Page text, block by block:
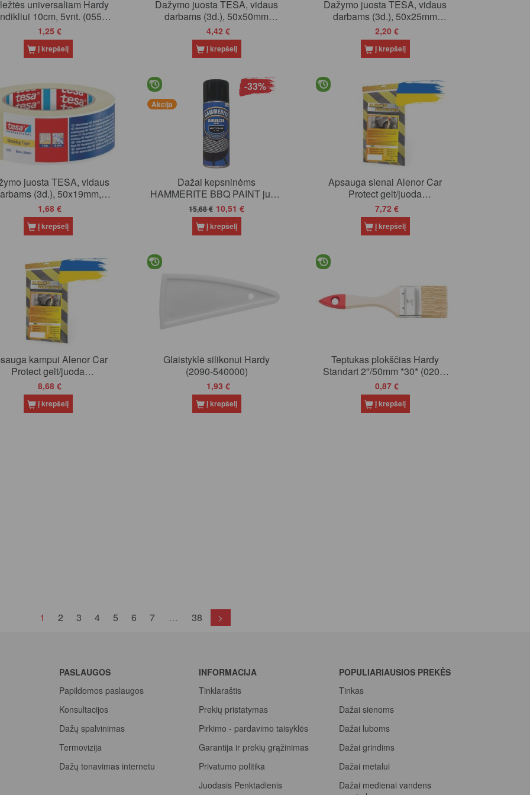
universaliam Hardy
10cm, 5vnt. (0551-
500510)
1,25 €
Į krepšelį
Dažymo juosta TESA, vidaus
darbams (3d.), 50x50mm
(51023)
4,42 €
Į krepšelį
Dažymo juosta TESA, vidaus
darbams (3d.), 50x25mm
(51023)
2,20 €
Į krepšelį
juosta TESA, vidaus
(3d.), 50x19mm,
(51023)
1,68 €
Į krepšelį
Akcija
-33%
Dažai kepsninėms
HAMMERITE BBQ PAINT juodi
+600°C 400 ml
15,68 € 10,51 €
Į krepšelį
Apsauga sienai Alenor Car
Protect gelt/juoda
500x250x20mm (14)
7,72 €
Į krepšelį
kampui Alenor Car
Protect gelt/juoda
500x250x20mm (14)
8,68 €
Į krepšelį
Glaistyklė silikonui Hardy
(2090-540000)
1,93 €
Į krepšelį
Teptukas plokščias Hardy
Standart 2''/50mm *30* (0200-
300020)
0,87 €
Į krepšelį
1 (current)
2 3 4 5 6 7 … 38 >
PASLAUGOS
Papildomos paslaugos
Konsultacijos
Dažų spalvinimas
Termovizija
Dažų tonavimas internetu
INFORMACIJA
Tinklaraštis
Prekių pristatymas
Pirkimo - pardavimo taisyklės
Garantija ir prekių grąžinimas
Privatumo politika
Juodasis Penktadienis
POPULIARIAUSIOS PREKĖS
Tinkas
Dažai sienoms
Dažai luboms
Dažai grindims
Dažai metalui
Dažai medienai vandens